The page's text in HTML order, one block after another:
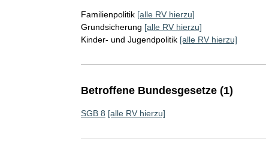
Familienpolitik [alle RV hierzu]
Grundsicherung [alle RV hierzu]
Kinder- und Jugendpolitik [alle RV hierzu]
Betroffene Bundesgesetze (1)
SGB 8 [alle RV hierzu]